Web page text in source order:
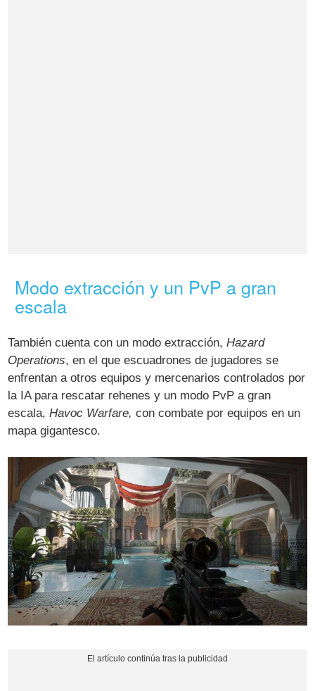
Modo extracción y un PvP a gran
escala
También cuenta con un modo extracción,Hazard
Operations, en el que escuadrones de jugadores se
enfrentan a otros equipos y mercenarios controlados por
la IA para rescatar rehenes y un modo PvP a gran
escala,Havoc Warfare, con combate por equipos en un
mapa gigantesco.